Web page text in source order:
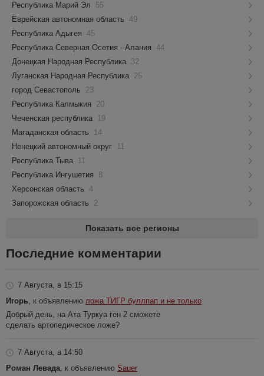
Республика Марий Эл
55
Еврейская автономная область 49
Республика Адыгея 45
Республика Северная Осетия - Алания 44
Донецкая Народная Республика 32
Луганская Народная Республика 25
город Севастополь
23
Республика Калмыкия
20
Чеченская республика 19
Магаданская область
14
Ненецкий автономный округ 11
Республика Тыва 11
Республика Ингушетия
8
Херсонская область 4
Запорожская область
2
Показать все регионы
Последние комментарии
7 Августа, в 15:15
Игорь , к объявлению ложа ТИГР буллпап и не только
Добрый день, на Ата Туркуа ген 2 сможете
сделать артопедическое ложе?
7 Августа, в 14:50
Роман Левада , к объявлению Sauer